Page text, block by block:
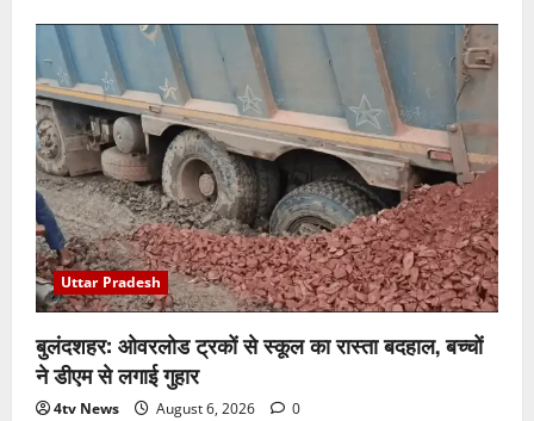
Uttar Pradesh
बुलंदशहर: ओवरलोड ट्रकों से स्कूल का रास्ता बदहाल, बच्चों
ने डीएम से लगाई गुहार
4tv News August 6, 2026 0